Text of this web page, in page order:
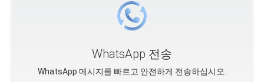
WhatsApp 전송
WhatsApp 메시지를 빠르고 안전하게 전송하십시오.